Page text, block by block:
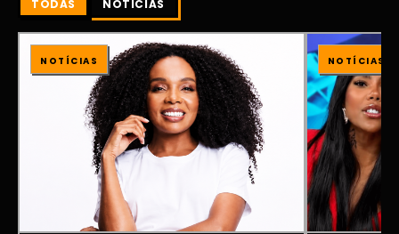
TODAS NOTÍCIAS
NOTÍCIAS NOTÍCIAS